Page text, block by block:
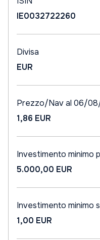
IE0032722260
Divisa
EUR
Prezzo/Nav al 06/
1,86 EUR
Investimento minimo
5.000,00 EUR
Investimento minimo
1,00 EUR